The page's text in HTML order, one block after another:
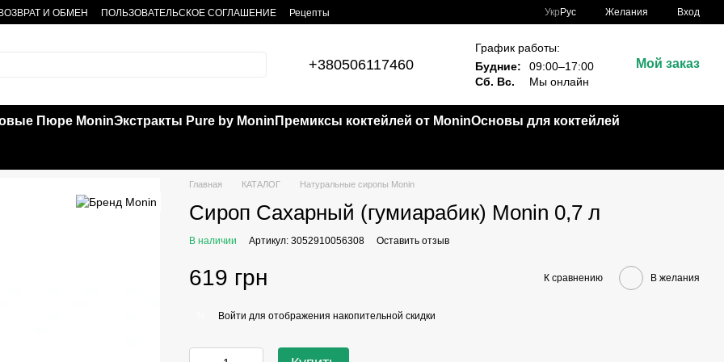
ВОЗВРАТ И ОБМЕН ПОЛЬЗОВАТЕЛЬСКОЕ СОГЛАШЕНИЕ Рецепты Укр Рус Желания Вход
+380506117460
График работы:
Будние:
09:00–17:00
Сб. Вс.
Мы онлайн
Мой заказ
Пюре MoninЭкстракты Pure by Monin Премиксы коктейлей от MoninОсновы для коктейлей
Главная КАТАЛОГ Натуральные сиропы Monin
Сироп Сахарный (гумиарабик) Monin 0,7 л
В наличии Артикул: 3052910056308 Оставить отзыв
619 грн К сравнению В желания
Войти для отображения накопительной скидки